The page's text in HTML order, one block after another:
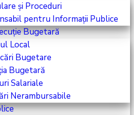
și Proceduri
pentru Informații Publice
Bugetară
Local
Bugetare
Bugetară
Salariale
Nerambursabile